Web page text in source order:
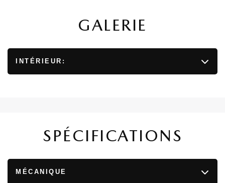
GALERIE
INTÉRIEUR:
SPÉCIFICATIONS
MÉCANIQUE